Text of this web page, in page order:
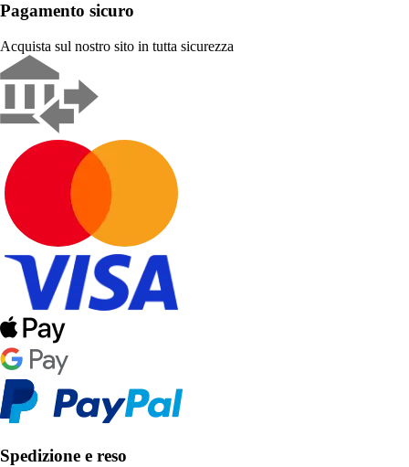
Pagamento sicuro
Acquista sul nostro sito in tutta sicurezza
Spedizione e reso